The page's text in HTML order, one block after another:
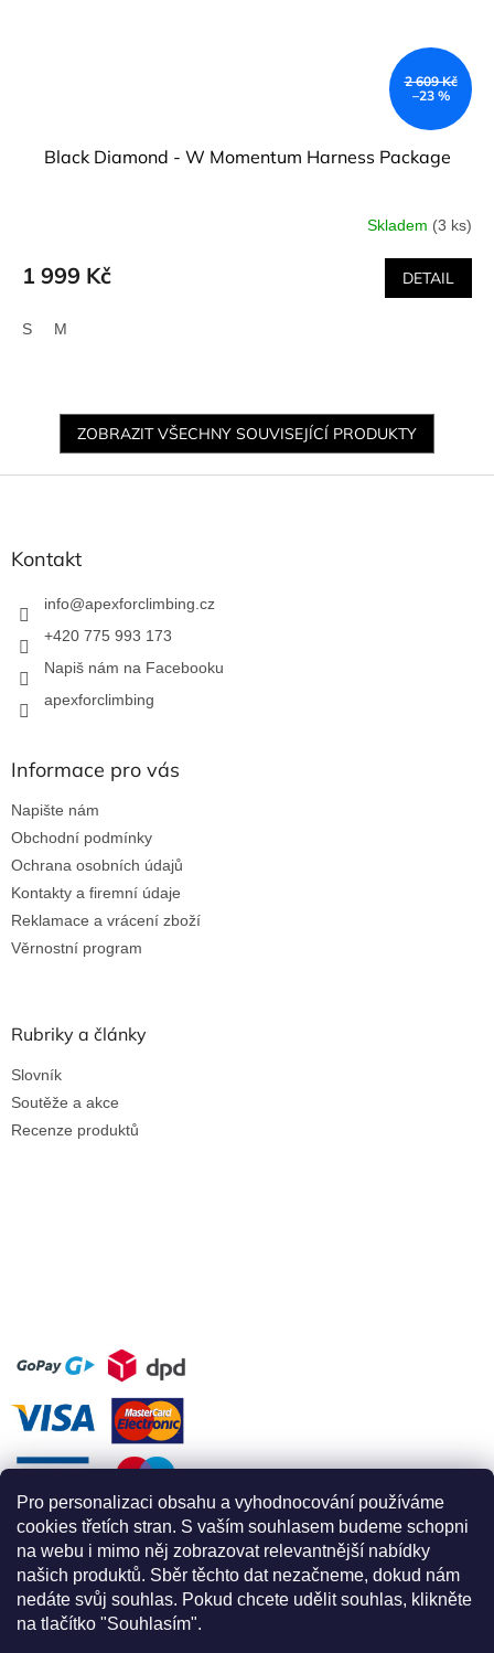
Pro personalizaci obsahu a vyhodnocování používáme
cookies třetích stran. S vaším souhlasem budeme schopni
na webu i mimo něj zobrazovat relevantnější nabídky
našich produktů. Sběr těchto dat nezačneme, dokud nám
nedáte svůj souhlas. Pokud chcete udělit souhlas, klikněte
na tlačítko "Souhlasím".
2 609 Kč
–23 %
Black Diamond - W Momentum Harness Package
Skladem (3 ks)
1 999 Kč DETAIL
S M
ZOBRAZIT VŠECHNY SOUVISEJÍCÍ PRODUKTY
Z
Kontakt
info@apexforclimbing.cz
+420 775 993 173
Napiš nám na Facebooku
apexforclimbing
Informace pro vás
Napište nám
Obchodní podmínky
Ochrana osobních údajů
Kontakty a firemní údaje
Reklamace a vrácení zboží
Věrnostní program
Rubriky a články
Slovník
Soutěže a akce
Recenze produktů